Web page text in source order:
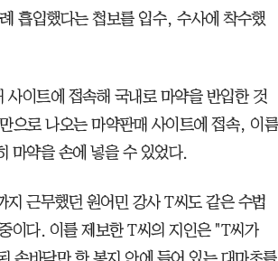
흡입했다는 첩보를 입수, 수사에 착수했
이트에 접속해 국내로 마약을 반입한 것
으로 나오는 마약판매 사이트에 접속, 이름
마약을 손에 넣을 수 있었다.
근무했던 원어민 강사 T씨도 같은 수법
이다. 이를 제보한 T씨의 지인은 "T씨가